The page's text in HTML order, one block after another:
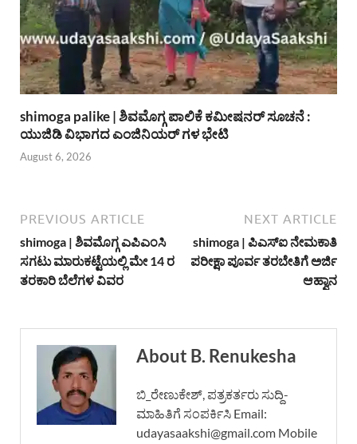
shimoga palike | ಶಿವಮೊಗ್ಗ ಪಾಲಿಕೆ ಕಮೀಷನರ್ ಸೂಚನೆ :
ಯುಜಿಡಿ ವಿಭಾಗದ ಎಂಜಿನಿಯರ್ ಗಳ ಭೇಟಿ
August 6, 2026
PREVIOUS ARTICLE
shimoga | ಶಿವಮೊಗ್ಗ ಎಪಿಎಂಸಿ
ಸಗಟು ಮಾರುಕಟ್ಟೆಯಲ್ಲಿ ಮೇ 14 ರ
ತರಕಾರಿ ಬೆಲೆಗಳ ವಿವರ
NEXT ARTICLE
shimoga | ಪಿಎಸ್‌ಐ ನೇಮಕಾತಿ
ಪರೀಕ್ಷಾ ಪೂರ್ವ ತರಬೇತಿಗೆ ಅರ್ಜಿ
ಆಹ್ವಾನ
About B. Renukesha
ಬಿ_ರೇಣುಕೇಶ್, ಪತ್ರಕರ್ತರು ಸುದ್ದಿ-
ಮಾಹಿತಿಗೆ ಸಂಪರ್ಕಿಸಿ Email:
udayasaakshi@gmail.com Mobile